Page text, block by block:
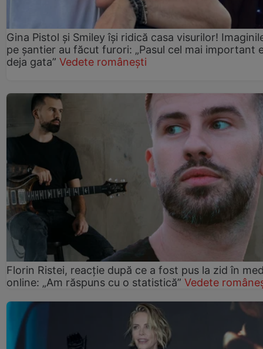
Gina Pistol și Smiley își ridică casa visurilor!
pe șantier au făcut furori: „Pasul cel mai important
deja gata” Vedete românești
Florin Ristei, reacție după ce a fost pus la zid în
online: „Am răspuns cu o statistică” Vedete